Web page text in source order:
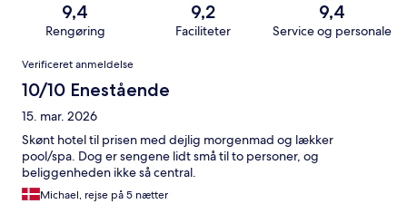
9,4
Rengøring
9,2
Faciliteter
9,4
Service og personale
Anmeldelser
Verificeret anmeldelse
10/10 Enestående
15. mar. 2026
Skønt hotel til prisen med dejlig morgenmad og lækker
pool/spa. Dog er sengene lidt små til to personer, og
beliggenheden ikke så central.
Michael, rejse på 5 nætter